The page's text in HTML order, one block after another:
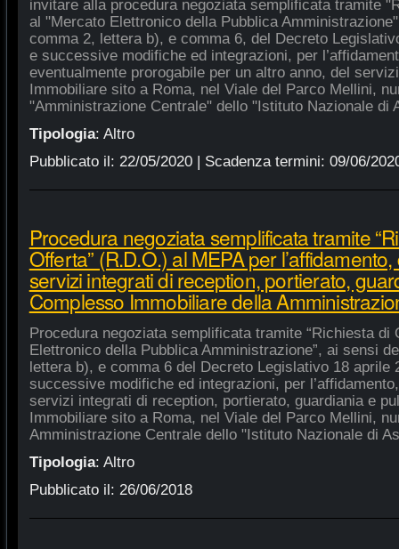
invitare alla procedura negoziata semplificata tramite
al "Mercato Elettronico della Pubblica
comma 2, lettera b), e comma 6, del Decreto
e successive modifiche ed integrazioni, per
eventualmente prorogabile per un altro anno, del
Immobiliare sito a Roma, nel Viale del Parco Mellini,
"Amministrazione Centrale" dello "Istituto Nazionale di
Tipologia: Altro
Pubblicato il: 22/05/2020| Scadenza termini: 09/06/
Procedura negoziata semplificata tramite
Offerta” (R.D.O.) al MEPA per
servizi integrati di reception, portierato,
Complesso Immobiliare della
Procedura negoziata semplificata tramite “Richiesta di
Elettronico della Pubblica Amministrazione”, ai sensi
lettera b), e comma 6 del Decreto Legislativo 18 aprile
successive modifiche ed integrazioni, per
servizi integrati di reception, portierato, guardiania e
Immobiliare sito a Roma, nel Viale del Parco Mellini,
Amministrazione Centrale dello "Istituto Nazionale di
Tipologia: Altro
Pubblicato il: 26/06/2018